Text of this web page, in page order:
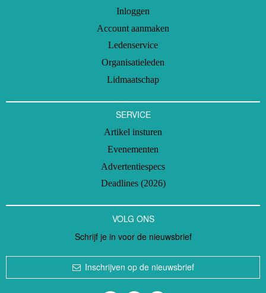
Inloggen
Account aanmaken
Ledenservice
Organisatieleden
Lidmaatschap
SERVICE
Artikel insturen
Evenementen
Advertentiespecs
Deadlines (2026)
VOLG ONS
Schrijf je in voor de nieuwsbrief
Inschrijven op de nieuwsbrief